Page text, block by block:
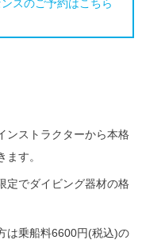
スのご予約はこちら
ンストラクターから本格
す。
定でダイビング器材の格
は乗船料6600円(税込)の